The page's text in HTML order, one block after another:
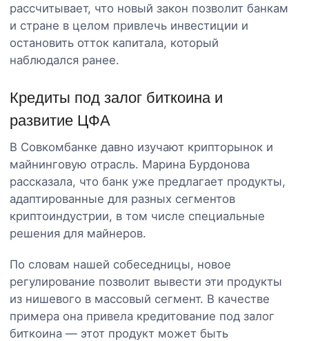
рассчитывает, что новый закон позволит банкам
и стране в целом привлечь инвестиции и
остановить отток капитала, который
наблюдался ранее.
Кредиты под залог биткоина и
развитие ЦФА
В Совкомбанке давно изучают крипторынок и
майнинговую отрасль. Марина Бурдонова
рассказала, что банк уже предлагает продукты,
адаптированные для разных сегментов
криптоиндустрии, в том числе специальные
решения для майнеров.
По словам нашей собеседницы, новое
регулирование позволит вывести эти продукты
из нишевого в массовый сегмент. В качестве
примера она привела кредитование под залог
биткоина — этот продукт может быть